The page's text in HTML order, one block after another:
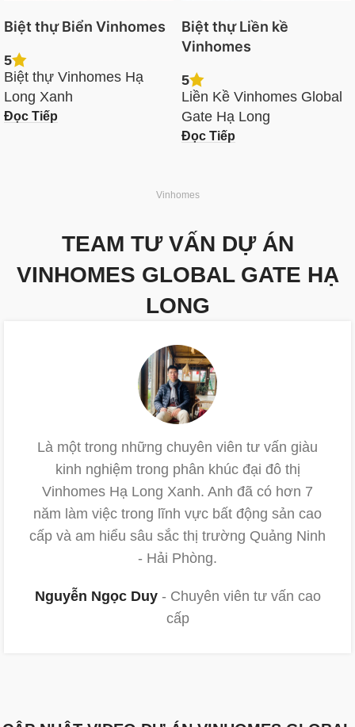
Biệt thự Biển Vinhomes
5
Biệt thự Vinhomes Hạ
Long Xanh
Đọc Tiếp
Biệt thự Liền kề
Vinhomes
5
Liền Kề Vinhomes Global
Gate Hạ Long
Đọc Tiếp
Vinhomes
TEAM TƯ VẤN DỰ ÁN
VINHOMES GLOBAL GATE HẠ
LONG
Là một trong những chuyên viên tư vấn giàu
kinh nghiệm trong phân khúc đại đô thị
Vinhomes Hạ Long Xanh. Anh đã có hơn 7
năm làm việc trong lĩnh vực bất động sản cao
cấp và am hiểu sâu sắc thị trường Quảng Ninh
- Hải Phòng.
Nguyễn Ngọc Duy
Chuyên viên tư vấn cao
cấp